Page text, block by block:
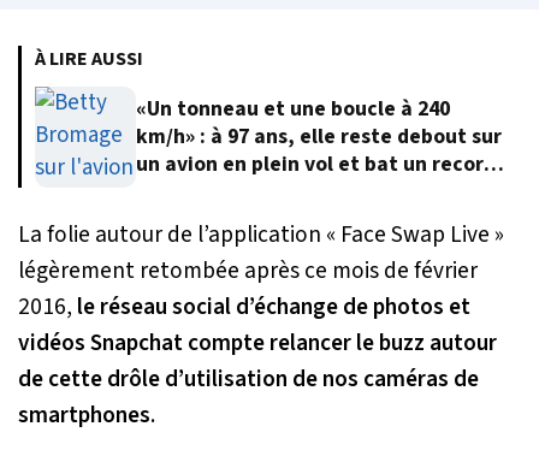
À LIRE AUSSI
«Un tonneau et une boucle à 240
km/h» : à 97 ans, elle reste debout sur
un avion en plein vol et bat un record
La folie autour de l’application « Face Swap Live »
légèrement retombée après ce mois de février
2016, le réseau social d’échange de photos et
vidéos Snapchat compte relancer le buzz autour
de cette drôle d’utilisation de nos caméras de
smartphones.